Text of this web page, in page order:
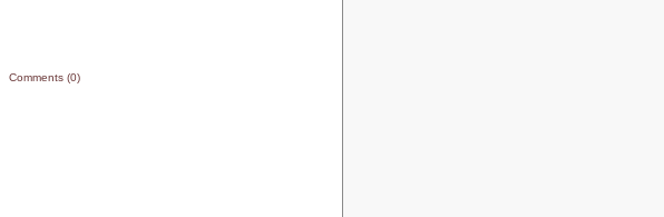
Comments (0)